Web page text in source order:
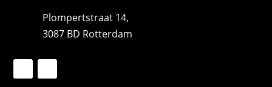
Plompertstraat 14,
3087 BD Rotterdam